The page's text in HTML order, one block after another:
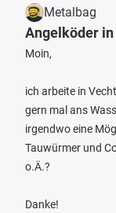
Metalbag
Angelköder in
Moin,
ich arbeite in
gern mal ans
irgendwo eine
Tauwürmer und
o.Ä.?
Danke!